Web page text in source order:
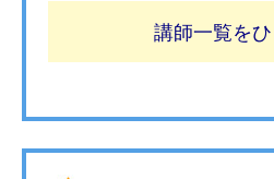
講師一覧